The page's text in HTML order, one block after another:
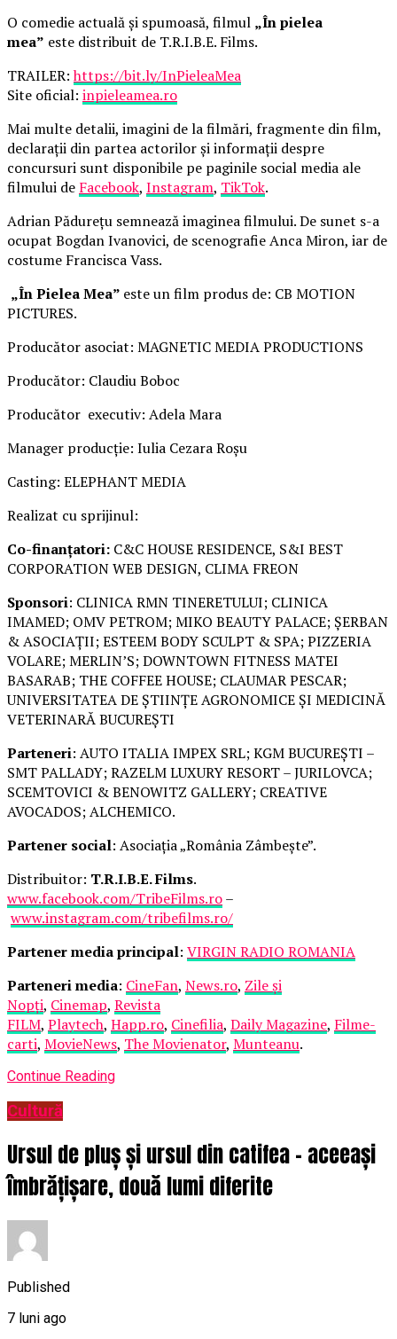
O comedie actuală și spumoasă, filmul „În pielea
mea” este distribuit de T.R.I.B.E. Films.
TRAILER:https://bit.ly/InPieleaMea
Site oficial: inpieleamea.ro
Mai multe detalii, imagini de la filmări, fragmente din film,
declarații din partea actorilor și informații despre
concursuri sunt disponibile pe paginile social media ale
filmului de Facebook, Instagram, TikTok.
Adrian Pădurețu semnează imaginea filmului. De sunet s-a
ocupat Bogdan Ivanovici, de scenografie Anca Miron, iar de
costume Francisca Vass.
„În Pielea Mea” este un film produs de: CB MOTION
PICTURES.
Producător asociat: MAGNETIC MEDIA PRODUCTIONS
Producător: Claudiu Boboc
Producător executiv: Adela Mara
Manager producție: Iulia Cezara Roșu
Casting: ELEPHANT MEDIA
Realizat cu sprijinul:
Co-finanțatori: C&C HOUSE RESIDENCE, S&I BEST
CORPORATION WEB DESIGN, CLIMA FREON
Sponsori: CLINICA RMN TINERETULUI; CLINICA
IMAMED; OMV PETROM; MIKO BEAUTY PALACE; ȘERBAN
& ASOCIAȚII; ESTEEM BODY SCULPT & SPA; PIZZERIA
VOLARE; MERLIN’S; DOWNTOWN FITNESS MATEI
BASARAB; THE COFFEE HOUSE; CLAUMAR PESCAR;
UNIVERSITATEA DE ȘTIINȚE AGRONOMICE ȘI MEDICINĂ
VETERINARĂ BUCUREȘTI
Parteneri: AUTO ITALIA IMPEX SRL; KGM BUCUREȘTI –
SMT PALLADY; RAZELM LUXURY RESORT – JURILOVCA;
SCEMTOVICI & BENOWITZ GALLERY; CREATIVE
AVOCADOS; ALCHEMICO.
Partener social: Asociația „România Zâmbește”.
Distribuitor: T.R.I.B.E. Films.
www.facebook.com/TribeFilms.ro–
www.instagram.com/tribefilms.ro/
Partener media principal: VIRGIN RADIO ROMANIA
Parteneri media: CineFan, News.ro, Zile și
Nopți, Cinemap, Revista
FILM, Playtech, Happ.ro, Cinefilia, Daily Magazine, Filme-
carti, MovieNews, The Movienator, Munteanu.
Continue Reading
Cultură
Ursul de pluș și ursul din catifea – aceeași
îmbrățișare, două lumi diferite
Published
7 luni ago